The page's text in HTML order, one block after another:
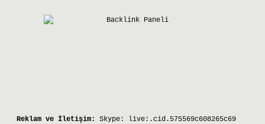
Reklam ve İletişim: Skype: live:.cid.575569c608265c69